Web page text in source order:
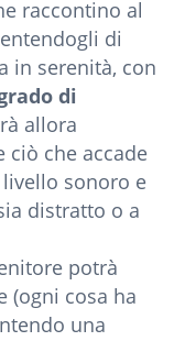
raccontino al
di
in serenità, con
di
allora
ciò che accade
sonoro e
distratto o a
potrà
(ogni cosa ha
una